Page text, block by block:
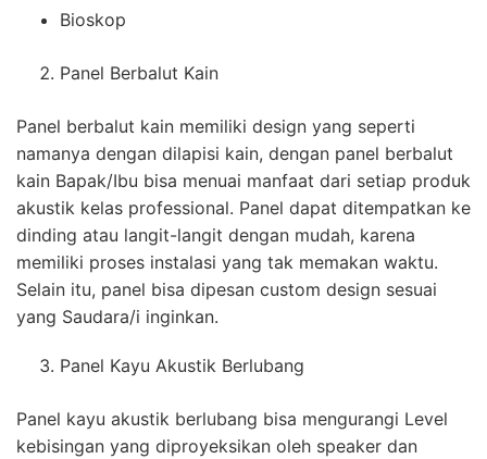
Bioskop
Panel Berbalut Kain
Panel berbalut kain memiliki design yang seperti
namanya dengan dilapisi kain, dengan panel berbalut
kain Bapak/Ibu bisa menuai manfaat dari setiap produk
akustik kelas professional. Panel dapat ditempatkan ke
dinding atau langit-langit dengan mudah, karena
memiliki proses instalasi yang tak memakan waktu.
Selain itu, panel bisa dipesan custom design sesuai
yang Saudara/i inginkan.
Panel Kayu Akustik Berlubang
Panel kayu akustik berlubang bisa mengurangi Level
kebisingan yang diproyeksikan oleh speaker dan